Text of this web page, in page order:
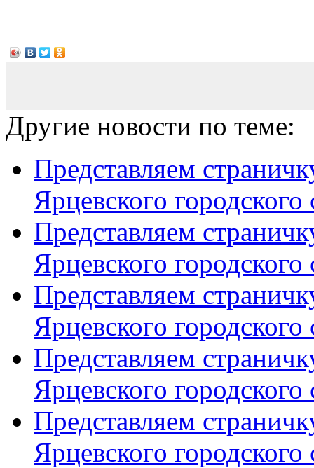
Другие новости по теме:
Представляем
Ярцевского городского
Представляем
Ярцевского городского
Представляем
Ярцевского городского
Представляем
Ярцевского городского
Представляем
Ярцевского городского